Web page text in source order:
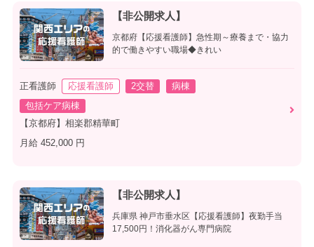
【非公開求人】
京都府【応援看護師】急性期～療養まで・協力
的で働きやすい職場◆きれい
正看護師 応援看護師 2交替
病棟
包括ケア病棟
【京都府】相楽郡精華町
月給 452,000 円
【非公開求人】
兵庫県 神戸市垂水区【応援看護師】夜勤手当
17,500円！消化器がん専門病院